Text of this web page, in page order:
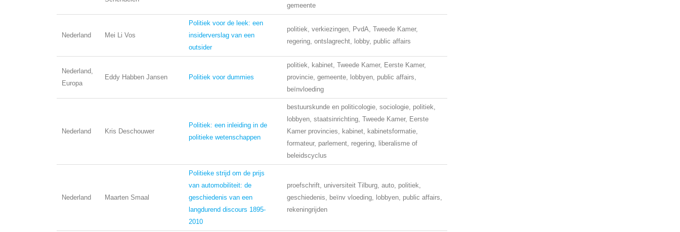
gemeente
Nederland Mei Li Vos
Politiek voor de leek: een
insiderverslag van een
outsider
politiek, verkiezingen, PvdA, Tweede Kamer,
regering, ontslagrecht, lobby, public affairs
Nederland,
Europa
Eddy Habben Jansen Politiek voor dummies
politiek, kabinet, Tweede Kamer, Eerste Kamer,
provincie, gemeente, lobbyen, public affairs,
beïnvloeding
Nederland Kris Deschouwer
Politiek: een inleiding in de
politieke wetenschappen
bestuurskunde en politicologie, sociologie, politiek,
lobbyen, staatsinrichting, Tweede Kamer, Eerste
Kamer provincies, kabinet, kabinetsformatie,
formateur, parlement, regering, liberalisme of
beleidscyclus
Nederland Maarten Smaal
Politieke strijd om de prijs
van automobiliteit: de
geschiedenis van een
langdurend discours 1895-
2010
proefschrift, universiteit Tilburg, auto, politiek,
geschiedenis, beïnv vloeding, lobbyen, public affairs,
rekeningrijden